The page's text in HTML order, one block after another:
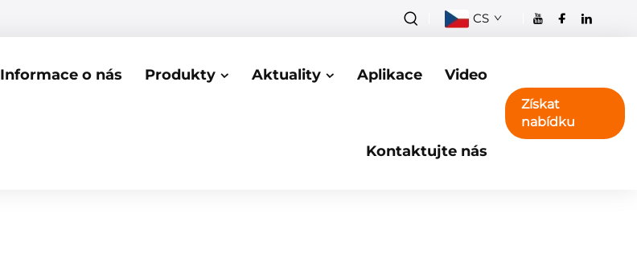
CS
Informace o nás Produkty Aktuality Aplikace Video
Kontaktujte nás
Získat
nabídku